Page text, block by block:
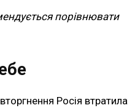
порівнювати
Росія втратила